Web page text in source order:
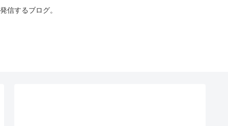
信するブログ。